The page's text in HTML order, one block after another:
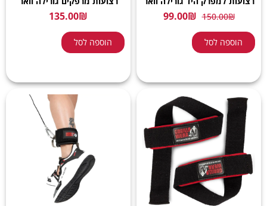
150.00₪
99.00₪
הוספה לסל
135.00₪
הוספה לסל